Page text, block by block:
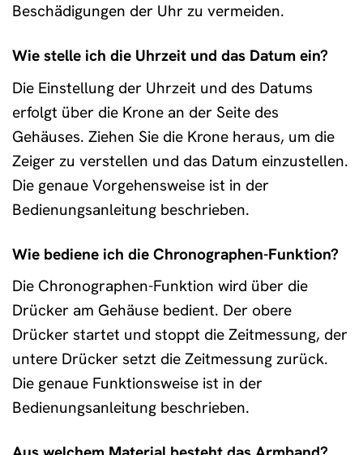
Beschädigungen der Uhr zu vermeiden.
Wie stelle ich die Uhrzeit und das Datum ein?
Die Einstellung der Uhrzeit und des Datums
erfolgt über die Krone an der Seite des
Gehäuses. Ziehen Sie die Krone heraus, um die
Zeiger zu verstellen und das Datum einzustellen.
Die genaue Vorgehensweise ist in der
Bedienungsanleitung beschrieben.
Wie bediene ich die Chronographen-Funktion?
Die Chronographen-Funktion wird über die
Drücker am Gehäuse bedient. Der obere
Drücker startet und stoppt die Zeitmessung, der
untere Drücker setzt die Zeitmessung zurück.
Die genaue Funktionsweise ist in der
Bedienungsanleitung beschrieben.